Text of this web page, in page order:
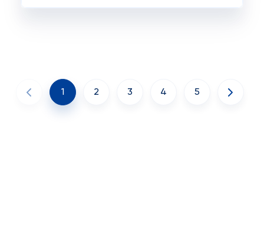
1 2 3 4 5